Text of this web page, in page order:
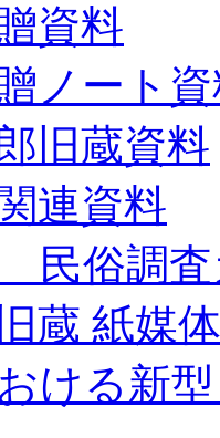
資料
ノート
旧蔵資料
連資料
民俗調査
蔵 紙媒
ける新